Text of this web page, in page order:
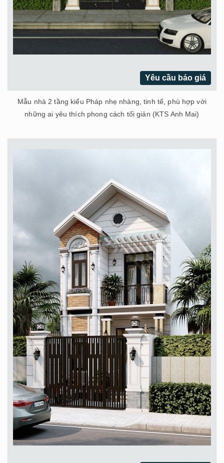
Yêu cầu báo giá
Mẫu nhà 2 tầng kiểu Pháp nhẹ nhàng, tinh tế, phù hợp với
những ai yêu thích phong cách tối giản (KTS Anh Mai)